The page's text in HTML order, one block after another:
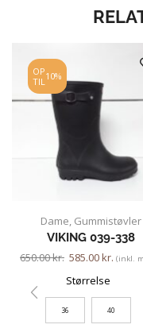
OP
TIL 10%
Dame Gummistøvler
VIKING 039-338
650.00kr. 585.00kr. (inkl.
Størrelse
36 40